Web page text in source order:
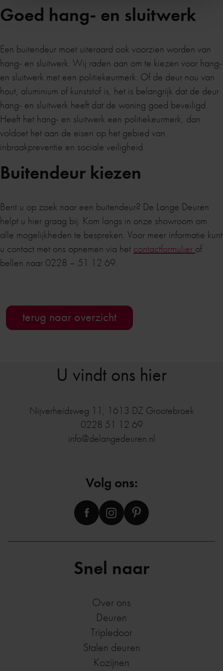
Goed hang- en sluitwerk
Een buitendeur moet uiteraard ook voorzien worden van
hang- en sluitwerk. Wij raden aan om te kiezen voor hang-
en sluitwerk met een politiekeurmerk. Of de deur nou van
hout, aluminium of kunststof is, het is belangrijk dat de deur
hang- en sluitwerk heeft dat de woning goed beveiligd.
Heeft het hang- en sluitwerk een politiekeurmerk, dan
voldoet het aan de eisen op het gebied van
inbraakpreventie en sociale veiligheid.
Buitendeur kiezen
Bent u op zoek naar een buitendeur? De Lange Deuren
helpt u hier graag bij. Kom langs in onze showroom om
alle mogelijkheden te bespreken. Voor meer informatie kunt
u contact met ons opnemen via het contactformulier of
bellen naar 0228 – 51 12 69.
terug naar overzicht
Snel naar
Over ons
Deuren
Tripledoor
Stalen deuren
Kozijnen
U vindt ons hier
Nijverheidsweg 11 , 1613 DZ Grootebroek
0228 51 12 69
info@delangedeuren.nl
Volg ons: